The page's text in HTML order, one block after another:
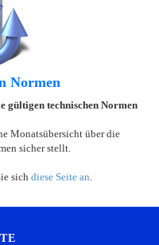
Normen
gültigen technischen Normen
Monatsübersicht über die
sicher stellt.
sich diese Seite an